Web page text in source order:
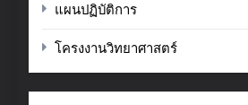
แผนปฏิบัติการ
โครงงานวิทยาศาสตร์